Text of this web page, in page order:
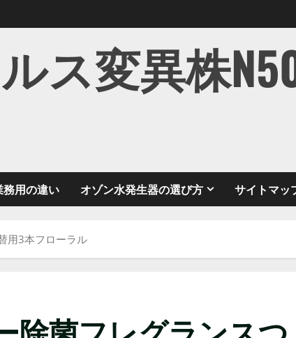
ス変異株
用の違い オゾン水発生器の選び方 サイトマッ
用3本フローラル